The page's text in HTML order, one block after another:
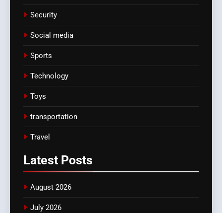
Security
Social media
Sports
Technology
Toys
transportation
Travel
Latest Posts
August 2026
July 2026